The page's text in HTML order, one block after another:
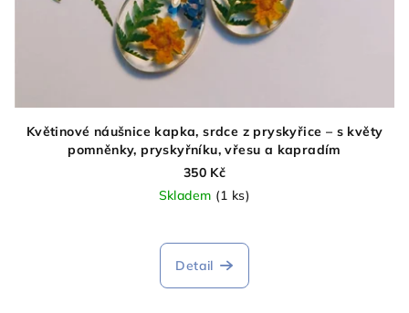
Květinové náušnice kapka, srdce z pryskyřice – s květy
pomněnky, pryskyřníku, vřesu a kapradím
350 Kč
Skladem (1 ks)
hodnocení
produktu
Detail